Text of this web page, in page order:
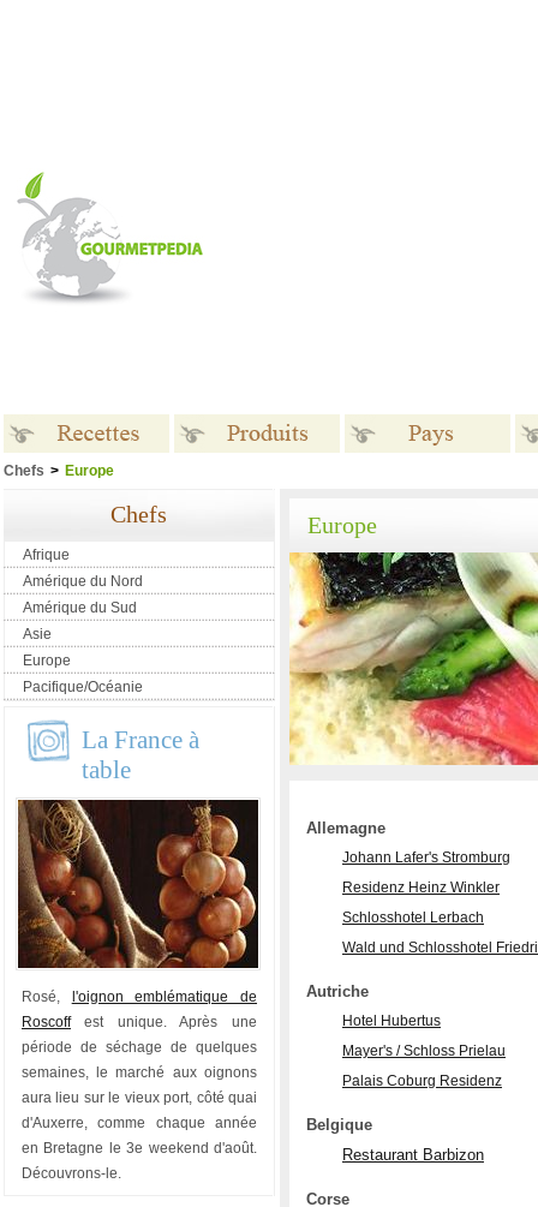
Chefs > Europe
Chefs
Afrique
Amérique du Nord
Amérique du Sud
Asie
Europe
Pacifique/Océanie
La France à
table
Rosé,
l'oignon emblématique de
Roscoffest unique. Après une
période de séchage de quelques
semaines, le marché aux oignons
aura lieu sur le vieux port, côté quai
d'Auxerre, comme chaque année
en Bretagne le 3e weekend d'août.
Découvrons-le.
Europe
Allemagne
Johann Lafer's Stromburg
Residenz Heinz Winkler
Schlosshotel Lerbach
Wald und Schlosshotel
Autriche
Hotel Hubertus
Mayer's / Schloss Prielau
Palais Coburg Residenz
Belgique
Restaurant Barbizon
Corse
Recettes